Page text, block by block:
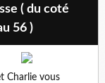
( du coté
56 )
Charlie vous